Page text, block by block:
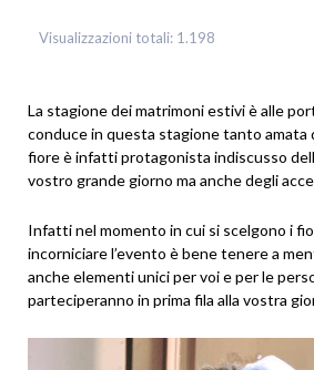
Visualizzazioni totali: 1.198
La stagione dei matrimoni estivi è alle
conduce in questa stagione tanto amata
fiore è infatti protagonista indiscusso
vostro grande giorno ma anche degli
Infatti nel momento in cui si scelgono i
incorniciare l’evento è bene tenere a
anche elementi unici per voi e per le
parteciperanno in prima fila alla vostra